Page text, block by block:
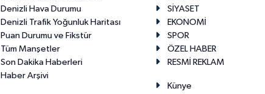
Denizli Hava Durumu
Denizli Trafik Yoğunluk Haritası
Puan Durumu ve Fikstür
Tüm Manşetler
Son Dakika Haberleri
Haber Arşivi
SİYASET
EKONOMİ
SPOR
ÖZEL HABER
RESMİ REKLAM
Künye